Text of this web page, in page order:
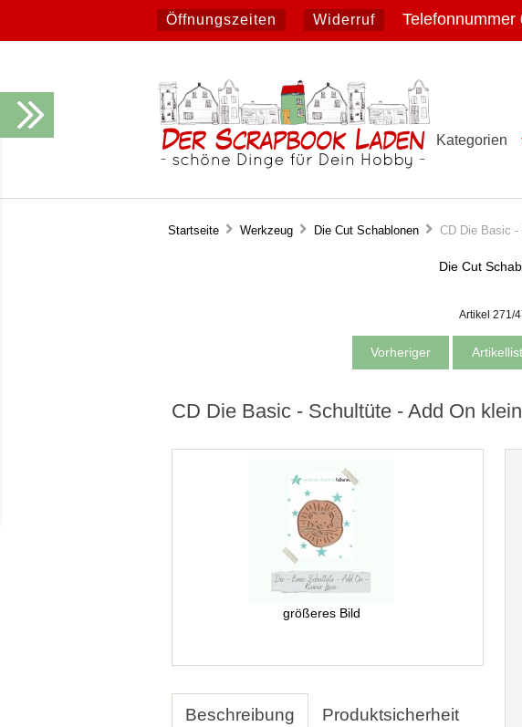
Öffnungszeiten Widerruf
Kategorien
Startseite Werkzeug Die Cut Schablonen CD Die Basic -
Die Cut
Artikel 271/
Vorheriger
CD Die Basic - Schultüte - Add On
größeres Bild
Beschreibung Produktsicherheit